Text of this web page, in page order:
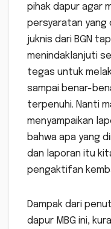
pihak dapur agar
persyaratan yang
juknis dari BGN
menindaklanjuti
tegas untuk
sampai benar-
terpenuhi. Nanti
menyampaikan
bahwa apa yang
dan laporan itu
pengaktifan
Dampak dari
dapur MBG ini,